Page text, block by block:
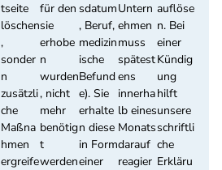
tseite
löschen
,
sonder
n
zusätzli
che
Maßna
hmen
ergreife
für den
sie
erhobe
n
wurden
, nicht
mehr
benötig
t
werden
sdatum
, Beruf,
medizin
ische
Befund
e). Sie
erhalte
n diese
in Form
einer
Untern
ehmen
muss
spätest
ens
innerha
lb eines
Monats
darauf
reagier
auflöse
n. Bei
einer
Kündig
ung
hilft
unsere
schriftli
che
Erkläru